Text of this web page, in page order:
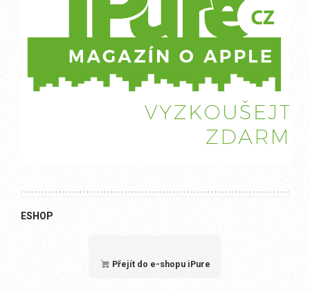
ESHOP
Přejít do e-shopu iPure